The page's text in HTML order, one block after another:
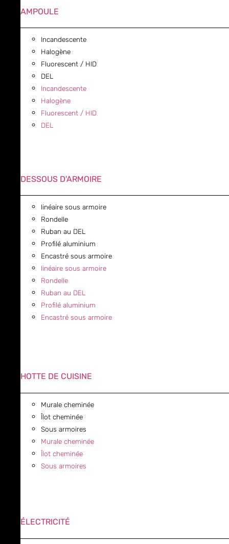
AMPOULE
Incandescente
Halogène
Fluorescent / HID
DEL
Incandescente
Halogène
Fluorescent / HID
DEL
DESSOUS D'ARMOIRE
linéaire sous armoire
Rondelle
Ruban au DEL
Profilé aluminium
Encastré sous armoire
linéaire sous armoire
Rondelle
Ruban au DEL
Profilé aluminium
Encastré sous armoire
HOTTE DE CUISINE
Murale cheminée
Îlot cheminée
Sous armoires
Murale cheminée
Îlot cheminée
Sous armoires
ÉLECTRICITÉ